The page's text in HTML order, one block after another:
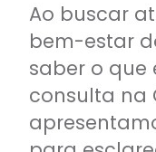
Ao buscar
bem-estar
saber o que
consulta na